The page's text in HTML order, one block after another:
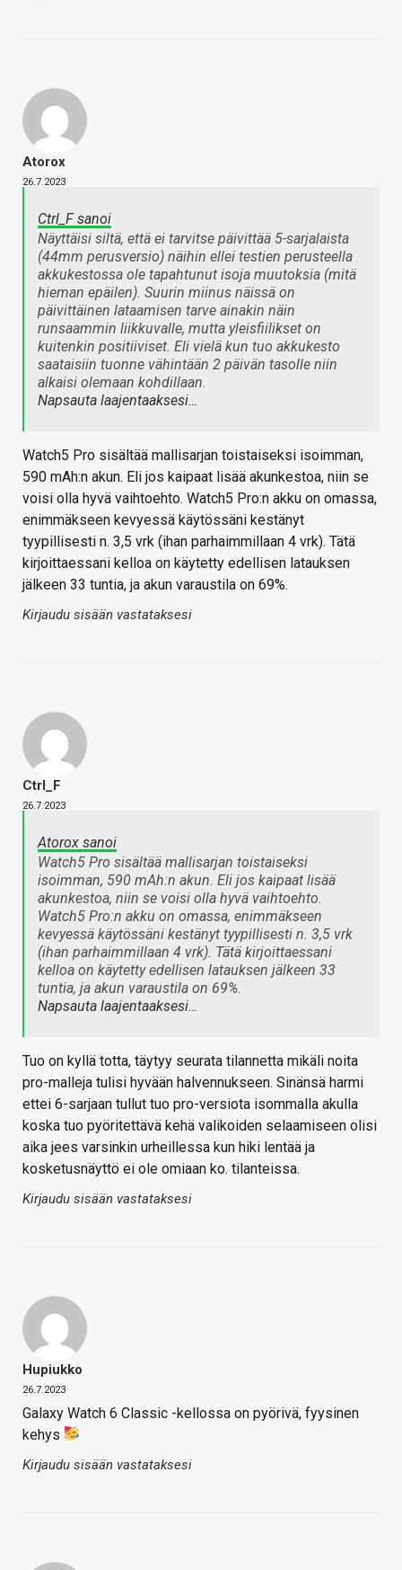
Atorox
26.7.2023
Ctrl_F sanoi
Näyttäisi siltä, että ei tarvitse päivittää 5-sarjalaista
(44mm perusversio) näihin ellei testien perusteella
akkukestossa ole tapahtunut isoja muutoksia (mitä
hieman epäilen). Suurin miinus näissä on
päivittäinen lataamisen tarve ainakin näin
runsaammin liikkuvalle, mutta yleisfiilikset on
kuitenkin positiiviset. Eli vielä kun tuo akkukesto
saataisiin tuonne vähintään 2 päivän tasolle niin
alkaisi olemaan kohdillaan.
Napsauta laajentaaksesi…
Watch5 Pro sisältää mallisarjan toistaiseksi isoimman,
590 mAh:n akun. Eli jos kaipaat lisää akunkestoa, niin se
voisi olla hyvä vaihtoehto. Watch5 Pro:n akku on omassa,
enimmäkseen kevyessä käytössäni kestänyt
tyypillisesti n. 3,5 vrk (ihan parhaimmillaan 4 vrk). Tätä
kirjoittaessani kelloa on käytetty edellisen latauksen
jälkeen 33 tuntia, ja akun varaustila on 69%.
Kirjaudu sisään vastataksesi
Ctrl_F
26.7.2023
Atorox sanoi
Watch5 Pro sisältää mallisarjan toistaiseksi
isoimman, 590 mAh:n akun. Eli jos kaipaat lisää
akunkestoa, niin se voisi olla hyvä vaihtoehto.
Watch5 Pro:n akku on omassa, enimmäkseen
kevyessä käytössäni kestänyt tyypillisesti n. 3,5 vrk
(ihan parhaimmillaan 4 vrk). Tätä kirjoittaessani
kelloa on käytetty edellisen latauksen jälkeen 33
tuntia, ja akun varaustila on 69%.
Napsauta laajentaaksesi…
Tuo on kyllä totta, täytyy seurata tilannetta mikäli noita
pro-malleja tulisi hyvään halvennukseen. Sinänsä harmi
ettei 6-sarjaan tullut tuo pro-versiota isommalla akulla
koska tuo pyöritettävä kehä valikoiden selaamiseen olisi
aika jees varsinkin urheillessa kun hiki lentää ja
kosketusnäyttö ei ole omiaan ko. tilanteissa.
Kirjaudu sisään vastataksesi
Hupiukko
26.7.2023
Galaxy Watch 6 Classic -kellossa on pyörivä, fyysinen
kehys
Kirjaudu sisään vastataksesi